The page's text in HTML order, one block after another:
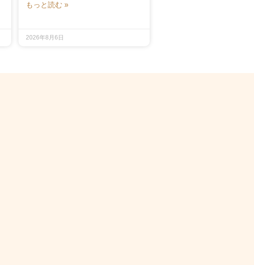
もっと読む »
2026年8月6日